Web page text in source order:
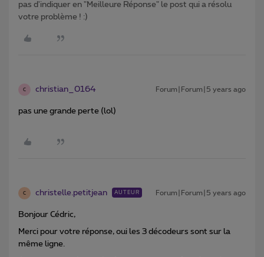
pas d'indiquer en "Meilleure Réponse" le post qui a résolu
votre problème ! :)
C christian_0164 Forum|Forum|5 years ago
pas une grande perte (lol)
C christelle.petitjean AUTEUR Forum|Forum|5 years ago
Bonjour Cédric,
Merci pour votre réponse, oui les 3 décodeurs sont sur la
même ligne.